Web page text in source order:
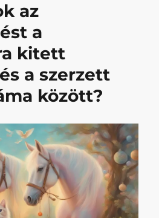
az
a
kitett
a szerzett
között?